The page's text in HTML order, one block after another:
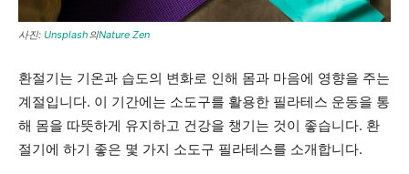
사진: Unsplash의Nature Zen
환절기는 기온과 습도의 변화로 인해 몸과 마음에 영향을 주는
계절입니다. 이 기간에는 소도구를 활용한 필라테스 운동을 통
해 몸을 따뜻하게 유지하고 건강을 챙기는 것이 좋습니다. 환
절기에 하기 좋은 몇 가지 소도구 필라테스를 소개합니다.